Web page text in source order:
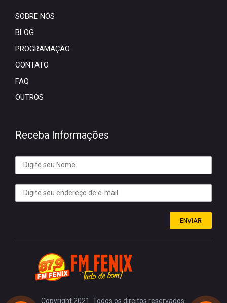
SOBRE NÓS
BLOG
PROGRAMAÇÃO
CONTATO
FAQ
OUTROS
Receba Informações
ENVIAR
Copyright 2021. Todos os direitos reservados.